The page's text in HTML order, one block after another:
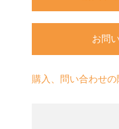
お問
購入、問い合わせ